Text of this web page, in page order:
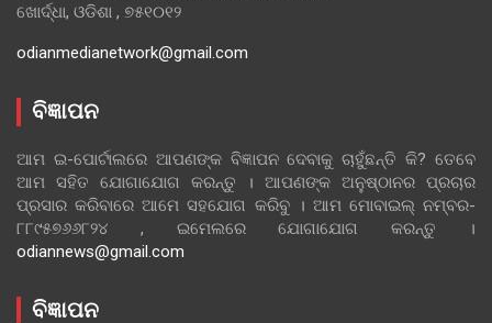
ଖୋର୍ଦ୍ଧା, ଓଡିଶା , ୭୫୧୦୧୨
odianmedianetwork@gmail.com
ବିଜ୍ଞାପନ
ଆମ ଇ-ପୋର୍ଟାଲରେ ଆପଣଙ୍କ ବିଜ୍ଞାପନ ଦେବାକୁ ଚାହୁଁଛନ୍ତି କି? ତେବେ
ଆମ ସହିତ ଯୋଗାଯୋଗ କରନ୍ତୁ । ଆପଣଙ୍କ ଅନୁଷ୍ଠାନର ପ୍ରଚାର
ପ୍ରସାର କରିବାରେ ଆମେ ସହଯୋଗ କରିବୁ । ଆମ ମୋବାଇଲ୍ ନମ୍ବର-
୮୮୯୫୭୬୬୮୨୪ , ଇମେଲରେ ଯୋଗାଯୋଗ କରନ୍ତୁ ।
odiannews@gmail.com
ବିଜ୍ଞାପନ